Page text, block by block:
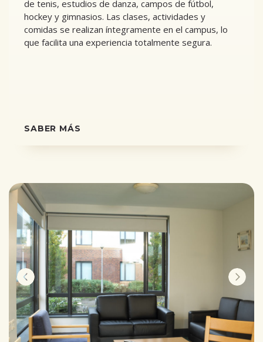
de tenis, estudios de danza, campos de fútbol,
hockey y gimnasios. Las clases, actividades y
comidas se realizan íntegramente en el campus, lo
que facilita una experiencia totalmente segura.
SABER MÁS